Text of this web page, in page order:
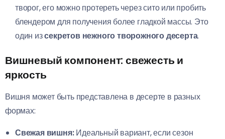
творог, его можно протереть через сито или пробить
блендером для получения более гладкой массы. Это
один изсекретов нежного творожного десерта.
Вишневый компонент: свежесть и
яркость
Вишня может быть представлена в десерте в разных
формах:
Свежая вишня:Идеальный вариант, если сезон